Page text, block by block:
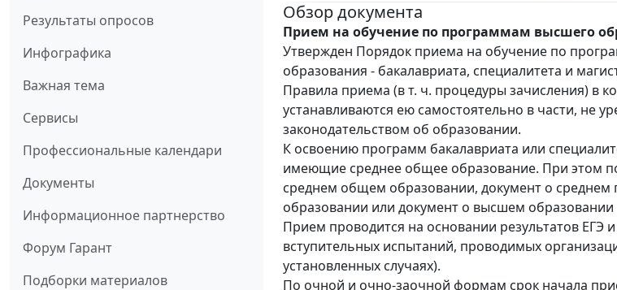
Результаты опросов
Инфографика
Важная тема
Сервисы
Профессиональные календари
Документы
Информационное партнерство
Форум Гарант
Подборки материалов
Обзор документа
Прием на обучение по программам высшего
Утвержден Порядок приема на обучение по
образования - бакалавриата, специалитета и
Правила приема (в т. ч. процедуры зачисления) в
устанавливаются ею самостоятельно в части, не
законодательством об образовании.
К освоению программ бакалавриата или
имеющие среднее общее образование. При этом
среднем общем образовании, документ о
образовании или документ о высшем
Прием проводится на основании результатов ЕГЭ
вступительных испытаний, проводимых
установленных случаях).
По очной и очно-заочной формам срок начала